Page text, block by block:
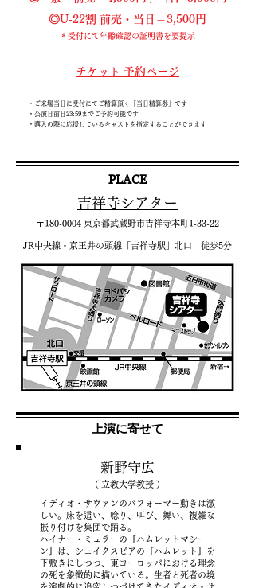
◎U-22割 前売・当日＝3,500円
＊受付にて年齢確認の証明書を要提示
チケット 予約ページ
・ご来場当日に受付にてご精算頂く「当日精算券」です
​・公演日前日23:59までご予約可能です
・購入の際に応援しているキャストを指定することができます
PLACE
吉祥寺シアター
〒180-0004 東京都武蔵野市吉祥寺本町1-33-22
JR中央線・京王井の頭線「吉祥寺駅」北口 徒歩5分
上演に寄せて
新野守広
（ 立教大学教授 ）
イディオ・サヴァンのパフォーマー動きは激
しい。床を這い、唸り、叫び、舞い、複雑な
振り付けを集団で踊る。
ハイナー・ミュラーの『ハムレットマシー
ン』は、シェイクスピアの『ハムレット』を
下敷きにしつつ、東ヨーロッパにおける理念
の死を象徴的に描いている。生者と死者の境